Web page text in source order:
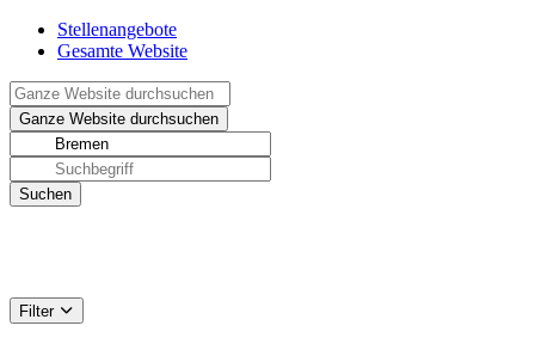
Stellenangebote
Gesamte Website
Filter